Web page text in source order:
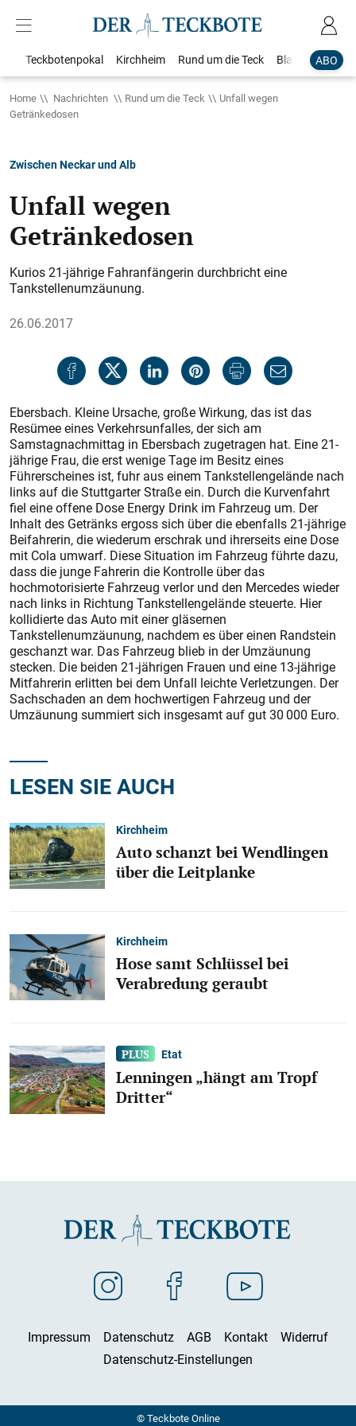
ABO
Teckbotenpokal Kirchheim Rund um die Teck Blaulicht
Home Nachrichten Rund um die Teck
Unfall wegen
Getränkedosen
Zwischen Neckar und Alb
Unfall wegen
Getränkedosen
Kurios 21-jährige Fahranfängerin durchbricht eine
Tankstellenumzäunung.
26.06.2017
Ebersbach. Kleine Ursache, große Wirkung, das ist das
Resümee eines Verkehrsunfalles, der sich am
Samstagnachmittag in Ebersbach zugetragen hat. Eine 21-
jährige Frau, die erst wenige Tage im Besitz eines
Führerscheines ist, fuhr aus einem Tankstellengelände nach
links auf die Stuttgarter Straße ein. Durch die Kurvenfahrt
fiel eine offene Dose Energy Drink im Fahrzeug um. Der
Inhalt des Getränks ergoss sich über die ebenfalls 21-jährige
Beifahrerin, die wiederum erschrak und ihrerseits eine Dose
mit Cola umwarf. Diese Situation im Fahrzeug führte dazu,
dass die junge Fahrerin die Kontrolle über das
hochmotorisierte Fahrzeug verlor und den Mercedes wieder
nach links in Richtung Tankstellengelände steuerte. Hier
kollidierte das Auto mit einer gläsernen
Tankstellenumzäunung, nachdem es über einen Randstein
geschanzt war. Das Fahrzeug blieb in der Umzäunung
stecken. Die beiden 21-jährigen Frauen und eine 13-jährige
Mitfahrerin erlitten bei dem Unfall leichte Verletzungen. Der
Sachschaden an dem hochwertigen Fahrzeug und der
Umzäunung summiert sich insgesamt auf gut 30 000 Euro.
LESEN SIE AUCH
Kirchheim
Auto schanzt bei Wendlingen
über die Leitplanke
Kirchheim
Hose samt Schlüssel bei
Verabredung geraubt
Etat
Lenningen „hängt am Tropf
Dritter“
Impressum Datenschutz AGB Kontakt
Widerruf
Datenschutz-Einstellungen
© Teckbote Online